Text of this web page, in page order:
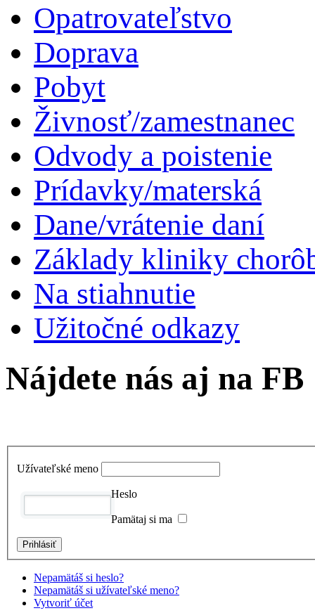
Opatrovateľstvo
Doprava
Pobyt
Živnosť/zamestnanec
Odvody a poistenie
Prídavky/materská
Dane/vrátenie daní
Základy kliniky
Na stiahnutie
Užitočné odkazy
Nájdete nás aj na FB
Užívateľské meno
Heslo
Pamätaj si ma
Nepamätáš si heslo?
Nepamätáš si užívateľské meno?
Vytvoriť účet